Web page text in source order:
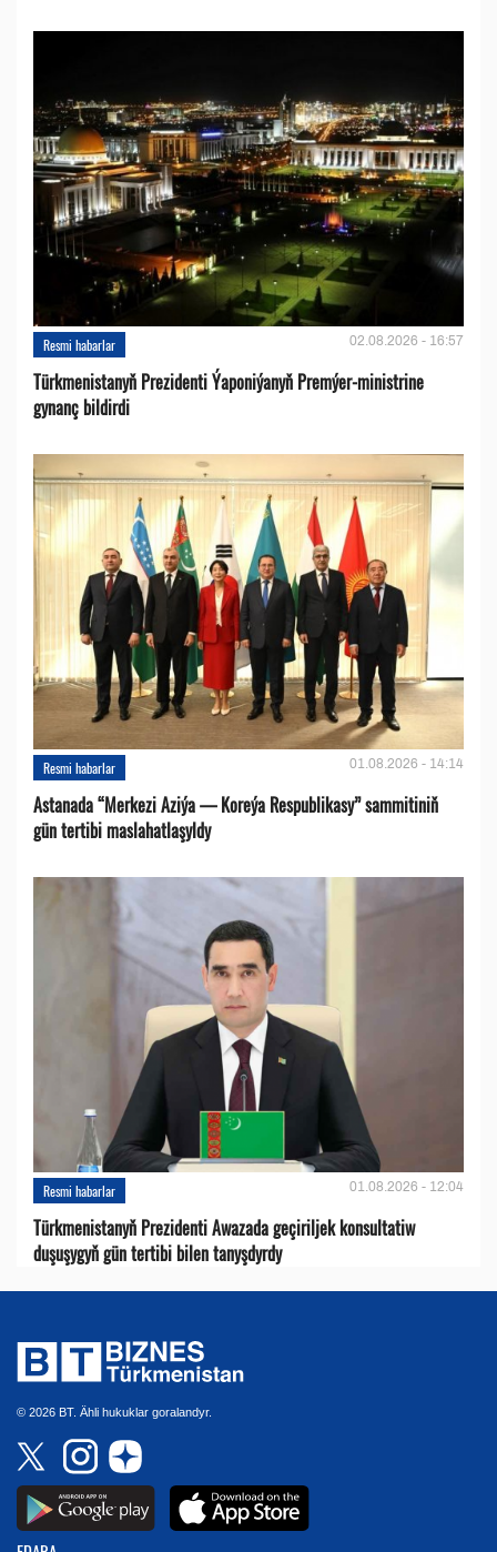
Resmi habarlar 02.08.2026 - 16:57
Türkmenistanyň Prezidenti Ýaponiýanyň Premýer-ministrine
gynanç bildirdi
Resmi habarlar 01.08.2026 - 14:14
Astanada “Merkezi Aziýa — Koreýa Respublikasy” sammitiniň
gün tertibi maslahatlaşyldy
Resmi habarlar 01.08.2026 - 12:04
Türkmenistanyň Prezidenti Awazada geçiriljek konsultatiw
duşuşygyň gün tertibi bilen tanyşdyrdy
© 2026 BT. Ähli hukuklar goralandyr.